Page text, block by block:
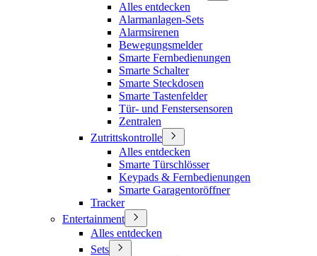
Alles entdecken
Alarmanlagen-Sets
Alarmsirenen
Bewegungsmelder
Smarte Fernbedienungen
Smarte Schalter
Smarte Steckdosen
Smarte Tastenfelder
Tür- und Fenstersensoren
Zentralen
Zutrittskontrolle
Alles entdecken
Smarte Türschlösser
Keypads & Fernbedienungen
Smarte Garagentoröffner
Tracker
Entertainment
Alles entdecken
Sets